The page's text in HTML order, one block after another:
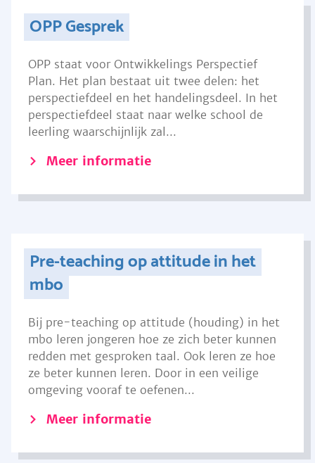
OPP Gesprek
OPP staat voor Ontwikkelings Perspectief
Plan. Het plan bestaat uit twee delen: het
perspectiefdeel en het handelingsdeel. In het
perspectiefdeel staat naar welke school de
leerling waarschijnlijk zal...
Meer informatie
Pre-teaching op attitude in het
mbo
Bij pre-teaching op attitude (houding) in het
mbo leren jongeren hoe ze zich beter kunnen
redden met gesproken taal. Ook leren ze hoe
ze beter kunnen leren. Door in een veilige
omgeving vooraf te oefenen...
Meer informatie